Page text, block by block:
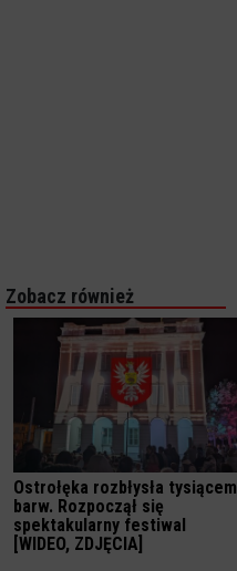
Zobacz również
Ostrołęka rozbłysła tysiącem
barw. Rozpoczął się
spektakularny festiwal
[WIDEO, ZDJĘCIA]